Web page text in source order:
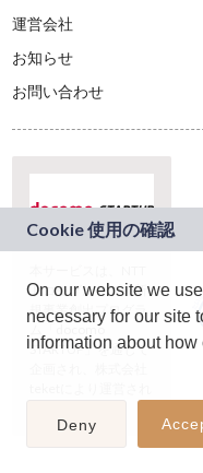
運営会社
お知らせ
お問い合わせ
ドコモグループの新
規事業創出プログラ
ム「docomo
STARTUP」を通じて
On our website we
necessary for our site
information about how
Deny